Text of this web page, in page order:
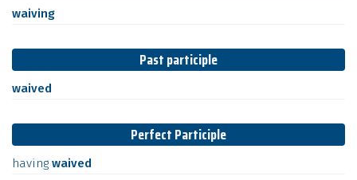
waiving
Past participle
waived
Perfect Participle
having waived